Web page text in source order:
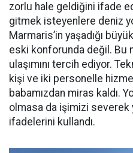
zorlu hale geldiğini ifade
gitmek isteyenlere deniz
Marmaris’in yaşadığı
eski konforunda değil. Bu
ulaşımını tercih ediyor.
kişi ve iki personelle
babamızdan miras kaldı.
olmasa da işimizi severek
ifadelerini kullandı.